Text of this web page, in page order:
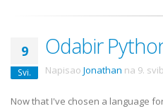
9
Svi.
Odabir
Napisao Jonathan na 9.
Now that I've chosen a language